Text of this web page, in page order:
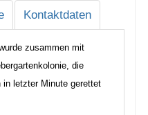
Kontaktdaten
zusammen mit
die
in letzter Minute gerettet